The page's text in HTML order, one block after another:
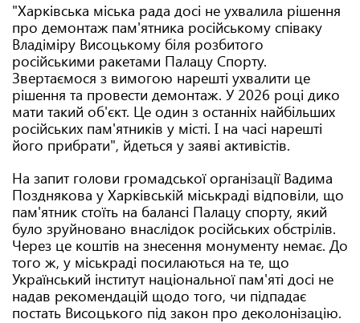
"Харківська міська рада досі не ухвалила рішення
про демонтаж пам'ятника російському співаку
Владіміру Висоцькому біля розбитого
російськими ракетами Палацу Спорту.
Звертаємося з вимогою нарешті ухвалити це
рішення та провести демонтаж. У 2026 році дико
мати такий об'єкт. Це один з останніх найбільших
російських пам'ятників у місті. І на часі нарешті
його прибрати", йдеться у заяві активістів.
На запит голови громадської організації Вадима
Позднякова у Харківській міськраді відповіли, що
пам'ятник стоїть на балансі Палацу спорту, який
було зруйновано внаслідок російських обстрілів.
Через це коштів на знесення монументу немає. До
того ж, у міськраді посилаються на те, що
Український інститут національної пам'яті досі не
надав рекомендацій щодо того, чи підпадає
постать Висоцького під закон про деколонізацію.